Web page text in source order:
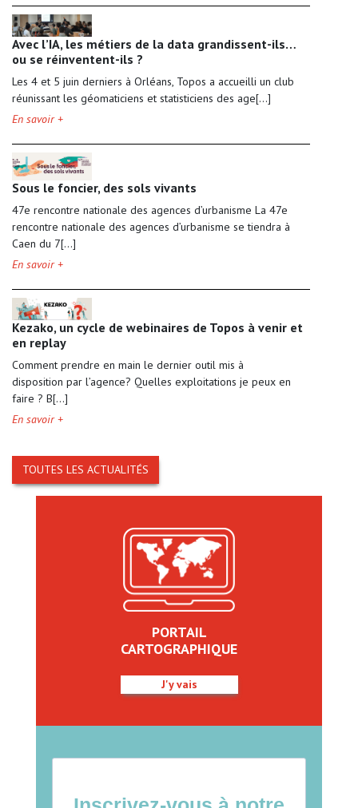
Avec l’IA, les métiers de la data grandissent-ils…
ou se réinventent-ils ?
Les 4 et 5 juin derniers à Orléans, Topos a accueilli un club
réunissant les géomaticiens et statisticiens des age[...]
En savoir +
Sous le foncier, des sols vivants
47e rencontre nationale des agences d’urbanisme La 47e
rencontre nationale des agences d’urbanisme se tiendra à
Caen du 7[...]
En savoir +
Kezako, un cycle de webinaires de Topos à venir et
en replay
Comment prendre en main le dernier outil mis à
disposition par l’agence? Quelles exploitations je peux en
faire ? B[...]
En savoir +
TOUTES LES ACTUALITÉS
PORTAIL
CARTOGRAPHIQUE
J'y vais